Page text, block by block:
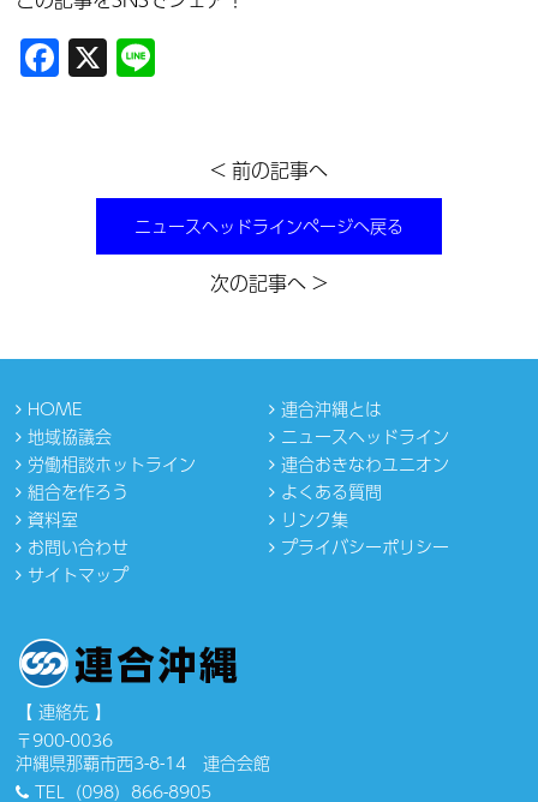
Facebook
X
< 前の記事へ
ニュースヘッドラインページへ戻る
次の記事へ >
HOME
連合沖縄とは
地域協議会
ニュースヘッドライン
労働相談ホットライン
連合おきなわユニオン
組合を作ろう
よくある質問
資料室
リンク集
お問い合わせ
プライバシーポリシー
サイトマップ
【 連絡先 】
〒900-0036
沖縄県那覇市西3-8-14 連合会館
TEL（098）866-8905